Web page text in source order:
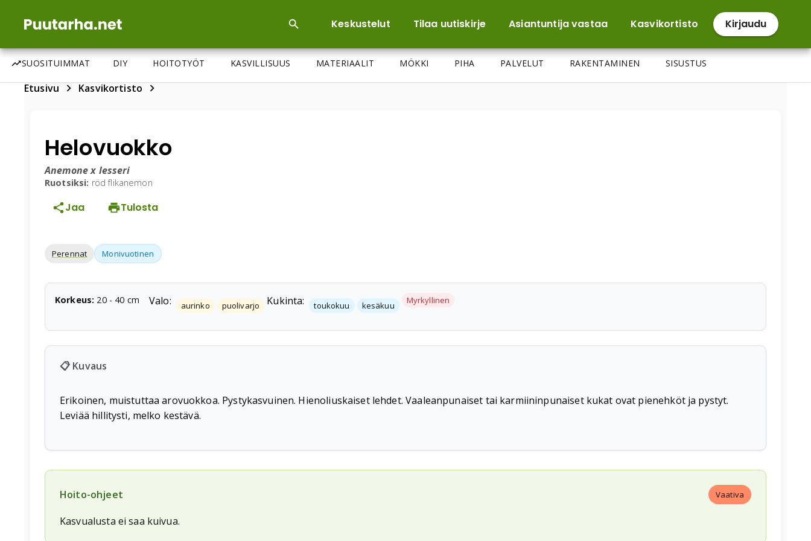
Keskustelut Tilaa uutiskirje Asiantuntija vastaa Kasvikortisto Kirjaudu
SUOSITUIMMAT DIY HOITOTYÖT KASVILLISUUS MATERIAALIT MÖKKI PIHA PALVELUT RAKENTAMINEN SISUSTUS
Etusivu Kasvikortisto
Helovuokko
Anemone x lesseri
Ruotsiksi: röd flikanemon
Jaa Tulosta
Perennat Monivuotinen
Korkeus: 20- 40 cm Valo: aurinko puolivarjo Kukinta: toukokuu kesäkuu Myrkyllinen
📋 Kuvaus
Erikoinen, muistuttaa arovuokkoa. Pystykasvuinen. Hienoliuskaiset lehdet. Vaaleanpunaiset tai karmiininpunaiset kukat ovat pienehköt ja pystyt.
Leviää hillitysti, melko kestävä.
Hoito-ohjeet Vaativa
Kasvualusta ei saa kuivua.